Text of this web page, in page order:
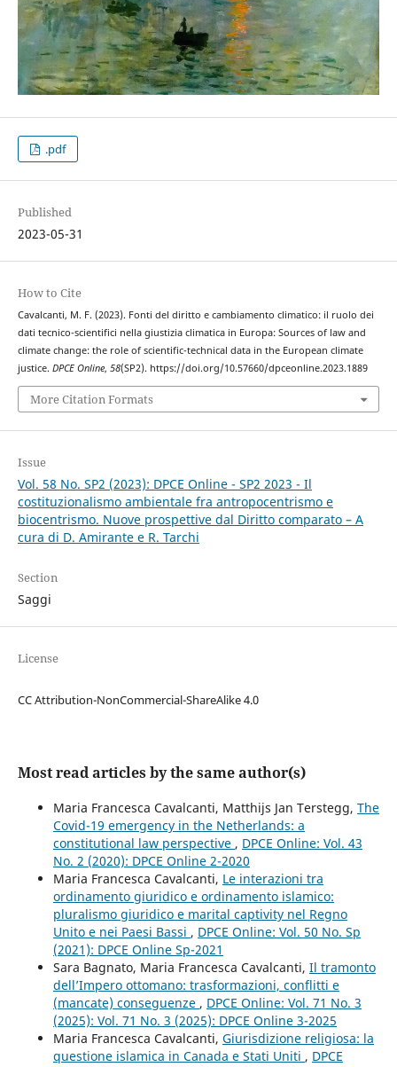
.pdf
Published
2023-05-31
How to Cite
Cavalcanti, M. F. (2023). Fonti del diritto e cambiamento climatico: il ruolo dei
dati tecnico-scientifici nella giustizia climatica in Europa: Sources of law and
climate change: the role of scientific-technical data in the European climate
justice. DPCE Online, 58(SP2). https://doi.org/10.57660/dpceonline.2023.1889
More Citation Formats
Issue
Vol. 58 No. SP2 (2023): DPCE Online - SP2 2023 - Il
costituzionalismo ambientale fra antropocentrismo e
biocentrismo. Nuove prospettive dal Diritto comparato – A
cura di D. Amirante e R. Tarchi
Section
Saggi
License
CC Attribution-NonCommercial-ShareAlike 4.0
Most read articles by the same author(s)
Maria Francesca Cavalcanti, Matthijs Jan Terstegg, The
Covid-19 emergency in the Netherlands: a
constitutional law perspective , DPCE Online: Vol. 43
No. 2 (2020): DPCE Online 2-2020
Maria Francesca Cavalcanti, Le interazioni tra
ordinamento giuridico e ordinamento islamico:
pluralismo giuridico e marital captivity nel Regno
Unito e nei Paesi Bassi , DPCE Online: Vol. 50 No. Sp
(2021): DPCE Online Sp-2021
Sara Bagnato, Maria Francesca Cavalcanti, Il tramonto
dell’Impero ottomano: trasformazioni, conflitti e
(mancate) conseguenze , DPCE Online: Vol. 71 No. 3
(2025): Vol. 71 No. 3 (2025): DPCE Online 3-2025
Maria Francesca Cavalcanti, Giurisdizione religiosa: la
questione islamica in Canada e Stati Uniti , DPCE